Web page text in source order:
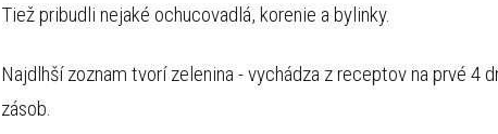
Tiež pribudli nejaké ochucovadlá, korenie a bylinky.
Najdlhší zoznam tvorí zelenina - vychádza z receptov na prvé 4
zásob.